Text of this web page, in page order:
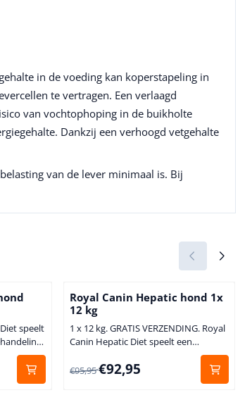
in de voeding kan koperstapeling in
te vertragen. Een verlaagd
van vochtophoping in de buikholte
Dankzij een verhoogd vetgehalte
van de lever minimaal is. Bij
speelt
Canin
ter
Royal Canin Hepatic hond 1x
12 kg
1 x 12 kg. GRATIS VERZENDING. Royal
Canin Hepatic Diet speelt een
belangrijke rol bij de behandeling van
leveraandoeningen. Royal Canin
Hepatic Diet is speciaal ontwikkeld ter
Van 95,95 voor 92,95
€95,95€92,95